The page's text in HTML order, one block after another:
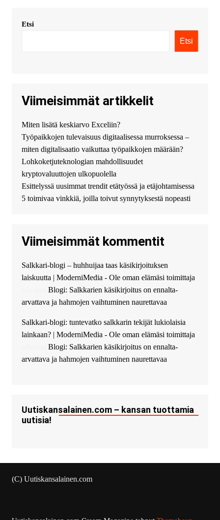
KimonicRisse :
купить хавал джулиан -
http://jolion-ufa1.ru/
Появился вопрос про срочно
взять деньги? Предлагаем
безопасный источник
финансовой помощи. Вы
можете получить
финансирование в долг без
избыточных вопросов и
документов? Тогда обратитесь
guest_4889 :Cmon Suomi 👏
The Admin: High five! You’ve
successfully installed Simple
Ajax Chat.
Etsi
Etsi
Viimeisimmät artikkelit
Miten lisätä keskiarvo Exceliin?
Työpaikkojen tulevaisuus digitaalisessa murroksessa –
miten digitalisaatio vaikuttaa työpaikkojen määrään?
Lohkoketjuteknologian mahdollisuudet
kryptovaluuttojen ulkopuolella
Esittelyssä uusimmat trendit etätyössä ja etäjohtamisessa
5 toimivaa vinkkiä, joilla toivut synnytyksestä nopeasti
Viimeisimmät kommentit
Salkkari-blogi – huhhuijaa taas käsikirjoituksen
laiskuutta | ModerniMedia - Ole oman elämäsi toimittaja
Blogi: Salkkarien käsikirjoitus on ennalta-
arvattava ja hahmojen vaihtuminen naurettavaa
Salkkari-blogi: tuntevatko salkkarin tekijät lukiolaisia
lainkaan? | ModerniMedia - Ole oman elämäsi toimittaja
Blogi: Salkkarien käsikirjoitus on ennalta-
arvattava ja hahmojen vaihtuminen naurettavaa
Uutiskansalainen.com – kansan tuottamia
uutisia!
(C) Uutiskansalainen.com